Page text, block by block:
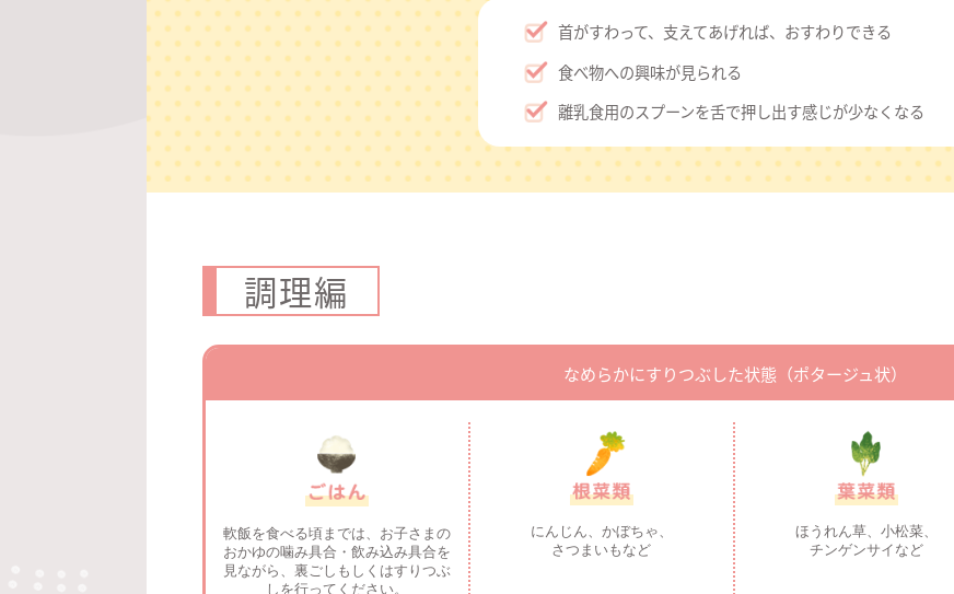
首がすわって、支えてあげれば、おすわりできる
食べ物への興味が見られる
離乳食用のスプーンを舌で押し出す感じが少なくなる
調理編
なめらかにすりつぶした状態 （ポタージュ状）
軟飯を食べる頃までは、お子さまの
おかゆの噛み具合・飲み込み具合を
見ながら、 裏ごしもしくはすりつぶ
しを行ってください。
にんじん、かぼちゃ、
さつまいもなど
ほうれん草、小松菜、
チンゲンサイなど